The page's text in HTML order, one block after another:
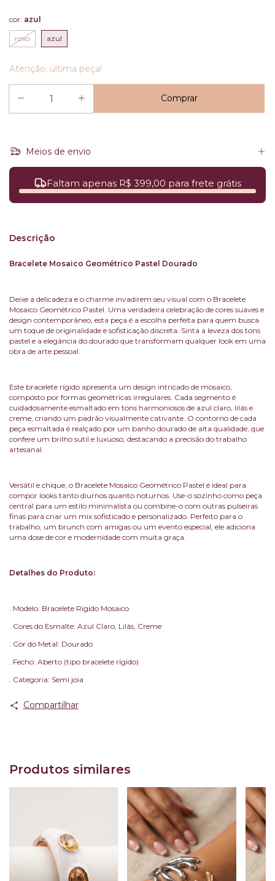
cor: azul
roxo azul
Atenção, última peça!
Meios de envio
Faltam apenas R$ 399,00 para frete grátis
Descrição
Bracelete Mosaico Geométrico Pastel Dourado
Deixe a delicadeza e o charme invadirem seu visual com o Bracelete
Mosaico Geométrico Pastel. Uma verdadeira celebração de cores suaves e
design contemporâneo, esta peça é a escolha perfeita para quem busca
um toque de originalidade e sofisticação discreta. Sinta a leveza dos tons
pastel e a elegância do dourado que transformam qualquer look em uma
obra de arte pessoal.
Este bracelete rígido apresenta um design intricado de mosaico,
composto por formas geométricas irregulares. Cada segmento é
cuidadosamente esmaltado em tons harmoniosos de azul claro, lilás e
creme, criando um padrão visualmente cativante. O contorno de cada
peça esmaltada é realçado por um banho dourado de alta qualidade, que
confere um brilho sutil e luxuoso, destacando a precisão do trabalho
artesanal.
Versátil e chique, o Bracelete Mosaico Geométrico Pastel é ideal para
compor looks tanto diurnos quanto noturnos. Use-o sozinho como peça
central para um estilo minimalista ou combine-o com outras pulseiras
finas para criar um mix sofisticado e personalizado. Perfeito para o
trabalho, um brunch com amigas ou um evento especial, ele adiciona
uma dose de cor e modernidade com muita graça.
Detalhes do Produto:
. Modelo: Bracelete Rígido Mosaico
. Cores do Esmalte: Azul Claro, Lilás, Creme
. Cor do Metal: Dourado
. Fecho: Aberto (tipo bracelete rígido)
. Categoria: Semi joia
Compartilhar
Produtos similares